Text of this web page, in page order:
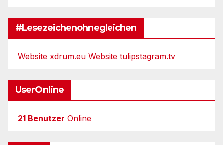
#Lesezeichenohnegleichen
Website xdrum.eu Website tulipstagram.tv
UserOnline
21 Benutzer Online